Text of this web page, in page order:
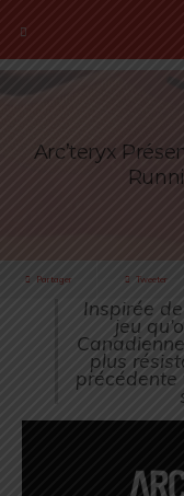
Arc’teryx
Partager Tweeter
Inspirée
jeu
plus
précédente